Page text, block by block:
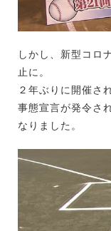
しかし、新型コロ
止に。
２年ぶりに開催さ
事態宣言が発令さ
なりました。